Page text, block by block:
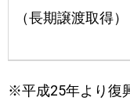
（長期譲渡取得）
※平成25年より復